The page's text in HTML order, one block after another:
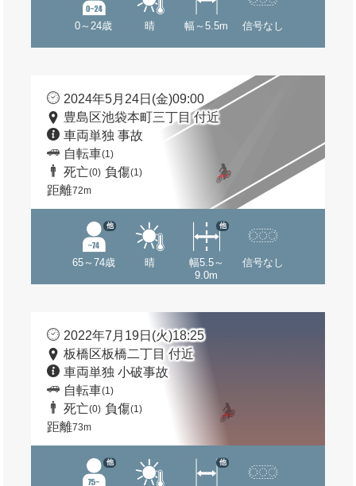
0～24歳 晴 幅～5.5m 信号なし
2024年5月24日(金)09:00
豊島区池袋本町三丁目 付近
車両単独 事故
自転車(1)
死亡(0) 負傷(1)
距離72m
65～74歳
他
晴
幅5.5～
9.0m
他
信号なし
2022年7月19日(火)18:25
板橋区板橋二丁目 付近
車両単独 小破事故
自転車(1)
死亡(0) 負傷(1)
距離73m
他 他